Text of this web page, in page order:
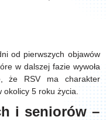
od pierwszych objawów
w dalszej fazie wywoła
że RSV ma charakter
okolicy 5 roku życia.
i seniorów –